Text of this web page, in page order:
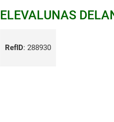
ELEVALUNAS
RefID: 288930